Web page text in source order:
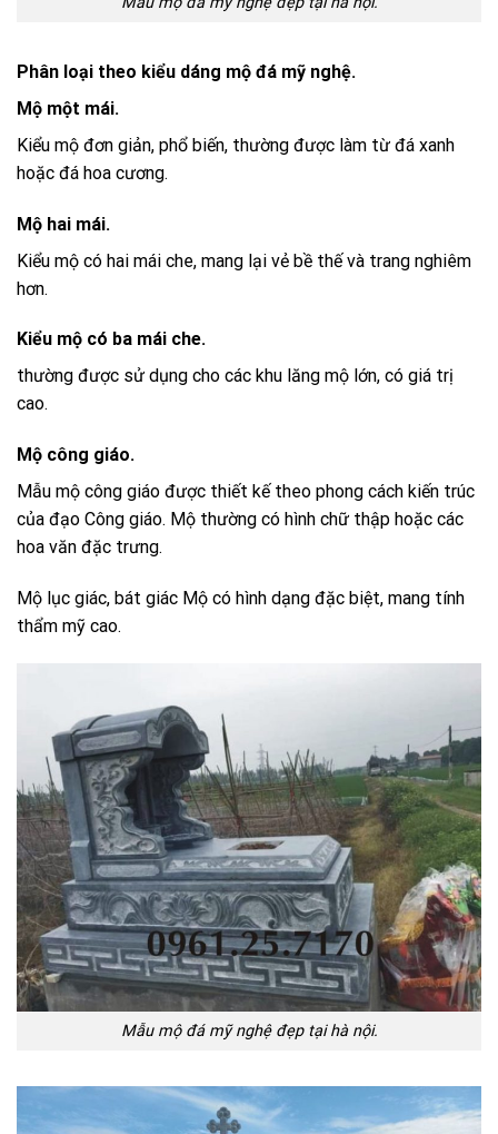
Phân loại theo kiểu dáng mộ đá mỹ nghệ.
Mộ một mái.
Kiểu mộ đơn giản, phổ biến, thường được làm từ đá xanh
hoặc đá hoa cương.
Mộ hai mái.
Kiểu mộ có hai mái che, mang lại vẻ bề thế và trang nghiêm
hơn.
Kiểu mộ có ba mái che.
thường được sử dụng cho các khu lăng mộ lớn, có giá trị
cao.
Mộ công giáo.
Mẫu mộ công giáo được thiết kế theo phong cách kiến trúc
của đạo Công giáo. Mộ thường có hình chữ thập hoặc các
hoa văn đặc trưng.
Mộ lục giác, bát giác Mộ có hình dạng đặc biệt, mang tính
thẩm mỹ cao.
Mẫu mộ đá mỹ nghệ đẹp tại hà nội.